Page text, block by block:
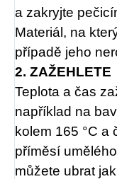
a zakryjte
Materiál, na
případě jeho
2. ZAŽEHLETE
Teplota a čas
například na
kolem 165 °C a
příměsí
můžete ubrat